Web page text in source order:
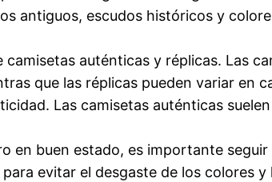
antiguos, escudos históricos y
auténticas y réplicas. Las
que las réplicas pueden variar en
Las camisetas auténticas
en buen estado, es importante
evitar el desgaste de los colores